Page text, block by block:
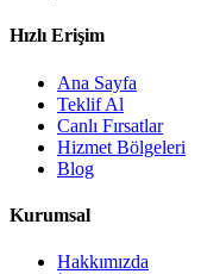
Hızlı Erişim
Ana Sayfa
Teklif Al
Canlı Fırsatlar
Hizmet Bölgeleri
Blog
Kurumsal
Hakkımızda